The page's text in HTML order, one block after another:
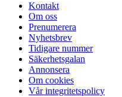
Kontakt
Om oss
Prenumerera
Nyhetsbrev
Tidigare nummer
Säkerhetsgalan
Annonsera
Om cookies
Vår integritetspolicy